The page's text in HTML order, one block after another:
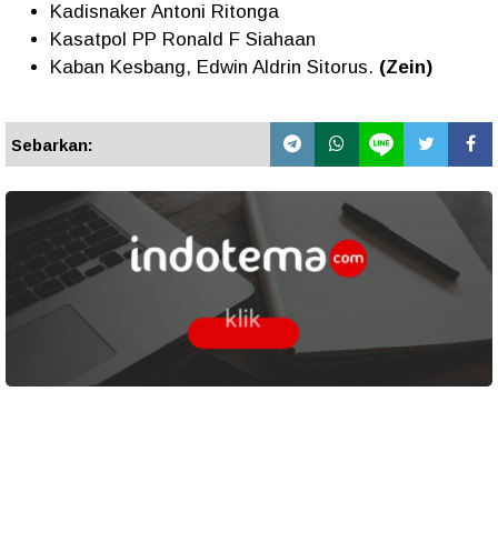
Kadisnaker Antoni Ritonga
Kasatpol PP Ronald F Siahaan
Kaban Kesbang, Edwin Aldrin Sitorus. (Zein)
Sebarkan: